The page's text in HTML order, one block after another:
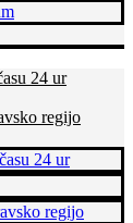
24 ur
regijo
24 ur
regijo